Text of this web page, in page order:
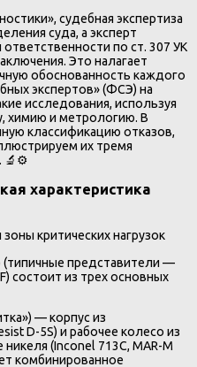
судебная экспертиза
суда, а эксперт
по ст. 307 УК
Это налагает
обоснованность каждого
экспертов» (ФСЭ) на
исследования, используя
химию и метрологию. В
классификацию отказов,
их тремя
🔬⚙️
характеристика
критических нагрузок
представители —
состоит из трех основных
— корпус из
D-5S) и рабочее колесо из
(Inconel 713C, MAR-M
комбинированное